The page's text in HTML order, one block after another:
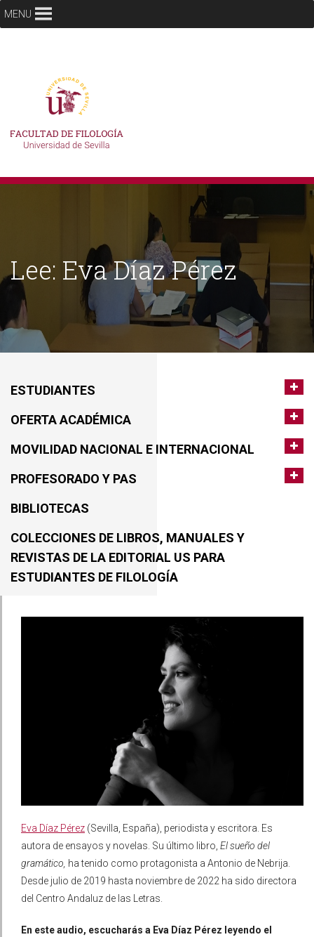
MENU
Lee: Eva Díaz Pérez
ESTUDIANTES
OFERTA ACADÉMICA
MOVILIDAD NACIONAL E INTERNACIONAL
PROFESORADO Y PAS
BIBLIOTECAS
COLECCIONES DE LIBROS, MANUALES Y
REVISTAS DE LA EDITORIAL US PARA
ESTUDIANTES DE FILOLOGÍA
Eva Díaz Pérez (Sevilla, España), periodista y escritora. Es
autora de ensayos y novelas. Su último libro, El sueño del
gramático, ha tenido como protagonista a Antonio de Nebrija.
Desde julio de 2019 hasta noviembre de 2022 ha sido directora
del Centro Andaluz de las Letras​​.
En este audio, escucharás a Eva Díaz Pérez leyendo el